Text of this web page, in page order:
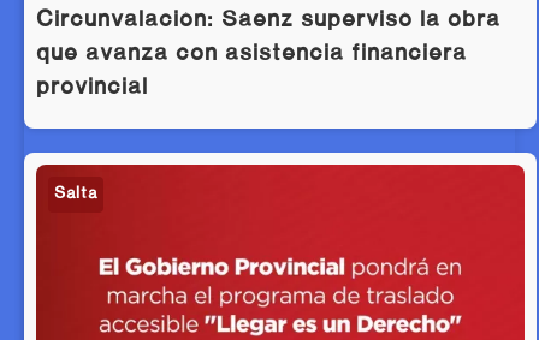
Circunvalación: Sáenz supervisó la obra
que avanza con asistencia financiera
provincial
Salta